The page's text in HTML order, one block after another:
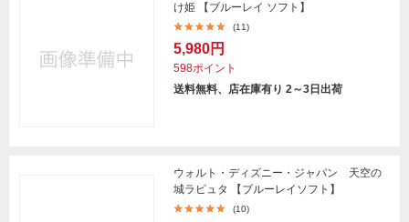
け姫 【ブルーレイ ソフト】
(11)
5,980円
598ポイント
送料無料、店在庫有り 2～3日出荷
ウォルト・ディズニー・ジャパン 天空の
城ラピュタ 【ブルーレイソフト】
(10)